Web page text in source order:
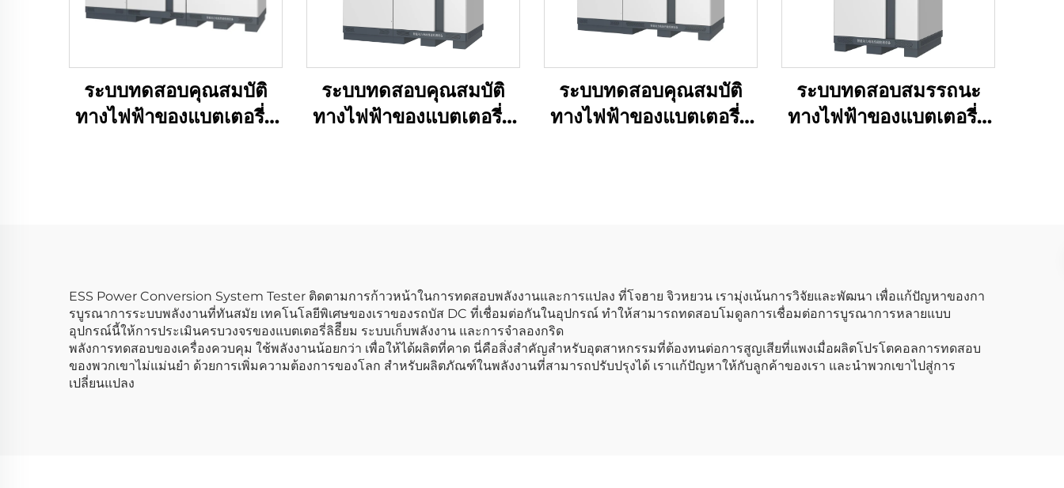
ระบบทดสอบคุณสมบัติ
ทางไฟฟ้าของแบตเตอรี่ลิ
ระบบทดสอบคุณสมบัติ
ทางไฟฟ้าของแบตเตอรี่ลิ
ระบบทดสอบคุณสมบัติ
ทางไฟฟ้าของแบตเตอรี่ลิ
ระบบทดสอบสมรรถนะ
ทางไฟฟ้าของแบตเตอรี่ลิ
ESS Power Conversion System Tester ติดตามการก้าวหน้าในการทดสอบพลังงานและการแปลง ที่โจฮาย จิวหยวน เรามุ่งเน้นการวิจัยและพัฒนา เพื่อแก้ปัญหาของกา
รบูรณาการระบบพลังงานที่ทันสมัย เทคโนโลยีพิเศษของเราของรถบัส DC ที่เชื่อมต่อกันในอุปกรณ์ ทําให้สามารถทดสอบโมดูลการเชื่อมต่อการบูรณาการหลายแบบ
อุปกรณ์นี้ให้การประเมินครบวงจรของแบตเตอรี่ลิธีียม ระบบเก็บพลังงาน และการจําลองกริด
พลังการทดสอบของเครื่องควบคุม ใช้พลังงานน้อยกว่า เพื่อให้ได้ผลิตที่คาด นี่คือสิ่งสําคัญสําหรับอุตสาหกรรมที่ต้องทนต่อการสูญเสียที่แพงเมื่อผลิตโปรโตคอลการทดสอบ
ของพวกเขาไม่แม่นยํา ด้วยการเพิ่มความต้องการของโลก สําหรับผลิตภัณฑ์ในพลังงานที่สามารถปรับปรุงได้ เราแก้ปัญหาให้กับลูกค้าของเรา และนําพวกเขาไปสู่การ
เปลี่ยนแปลง